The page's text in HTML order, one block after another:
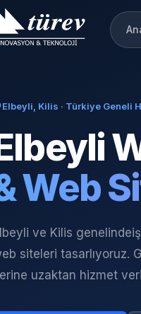
Elbeyli, Kilis · Türkiye Geneli
Web
ve Kilis genelinde
siteleri tasarlıyoruz.
uzaktan hizmet